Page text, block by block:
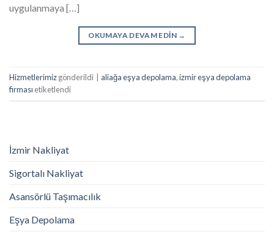
uygulanmaya […]
OKUMAYA DEVAM EDIN →
Hizmetlerimizgönderildi aliağa eşya depolama,izmir eşya depolama
firması etiketlendi
İzmir Nakliyat
Sigortalı Nakliyat
Asansörlü Taşımacılık
Eşya Depolama